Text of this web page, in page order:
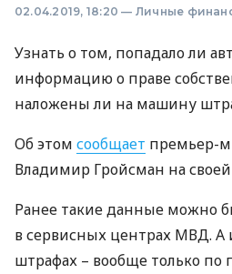
02.04.2019, 18:20 — Личные
Узнать о том, попадало ли
информацию о праве
наложены ли на машину
Об этом сообщает премьер-
Владимир Гройсман на своей
Ранее такие данные можно
в сервисных центрах МВД. А
штрафах – вообще только по